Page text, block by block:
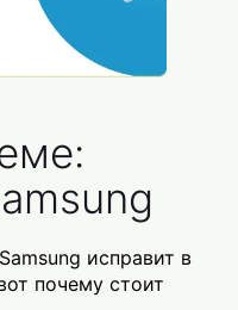
исправит в
почему стоит